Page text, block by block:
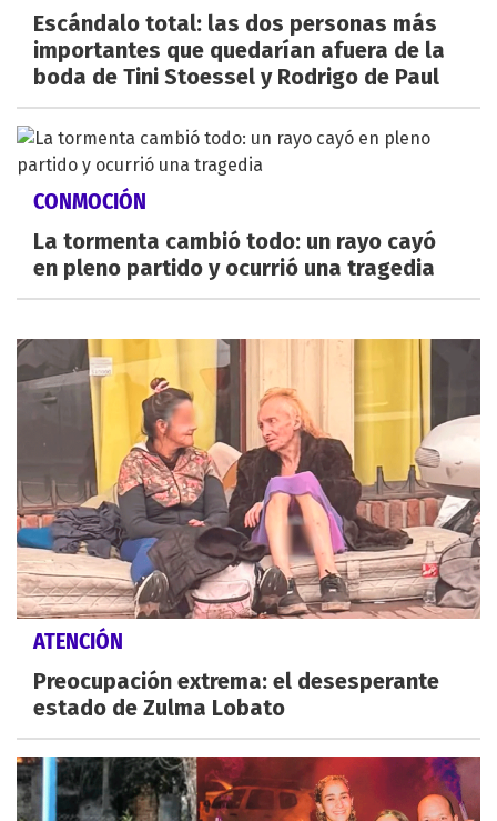
Escándalo total: las dos personas más
importantes que quedarían afuera de la
boda de Tini Stoessel y Rodrigo de Paul
CONMOCIÓN
La tormenta cambió todo: un rayo cayó
en pleno partido y ocurrió una tragedia
ATENCIÓN
Preocupación extrema: el desesperante
estado de Zulma Lobato